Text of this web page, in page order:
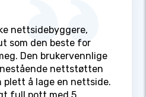
nettsidebyggere,
som den beste for
Den brukervennlige
nettstøtten
plett å lage en nettside.